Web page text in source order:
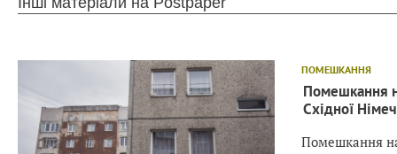
ПОМЕШКАННЯ
Помешкання
Східної
Помешкання